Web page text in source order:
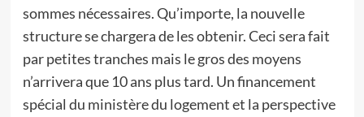
sommes nécessaires. Qu’importe, la nouvelle
structure se chargera de les obtenir. Ceci sera fait
par petites tranches mais le gros des moyens
n’arrivera que 10 ans plus tard. Un financement
spécial du ministère du logement et la perspective